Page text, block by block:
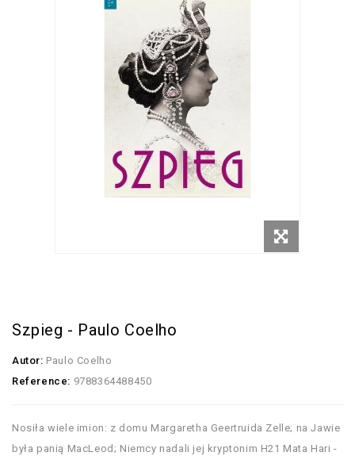
Szpieg - Paulo Coelho
Autor: Paulo Coelho
Reference: 9788364488450
Nosiła wiele imion: z domu Margaretha Geertruida Zelle; na Jawie
była panią MacLeod; Niemcy nadali jej kryptonim H21 Mata Hari -